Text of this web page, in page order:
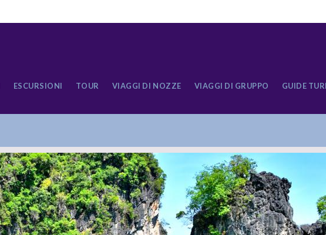
ESCURSIONI TOUR VIAGGI DI NOZZE VIAGGI DI GRUPPO GUIDE